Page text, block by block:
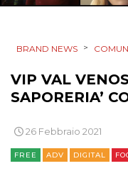
DATI
RICERCHE
BRAND NEWS >
VIP VAL
SAPORERIA’
26 Febbraio 2021
FREE ADV DIGITAL